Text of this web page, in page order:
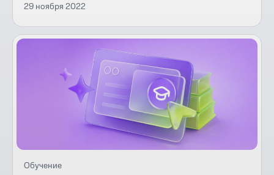
29 ноября 2022
Обучение